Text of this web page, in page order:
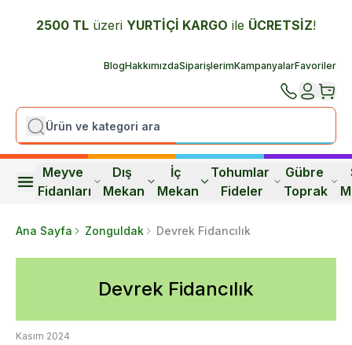
2500 TL üzeri YURTİÇİ KARGO ile ÜCRETSİZ!
BlogHakkımızdaSiparişlerimKampanyalarFavoriler
Meyve
Fidanları
Dış
Mekan
İç
Mekan
Tohumlar
Fideler
Gübre
Toprak
Ana Sayfa Zonguldak Devrek Fidancılık
Devrek Fidancılık
Kasım 2024